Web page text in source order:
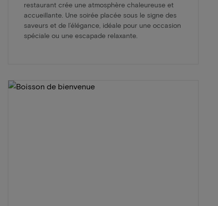
restaurant crée une atmosphère chaleureuse et
accueillante. Une soirée placée sous le signe des
saveurs et de l’élégance, idéale pour une occasion
spéciale ou une escapade relaxante.